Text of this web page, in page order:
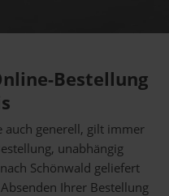
Bestellung
auch generell, gilt immer
unabhängig
Schönwald geliefert
Ihrer Bestellung